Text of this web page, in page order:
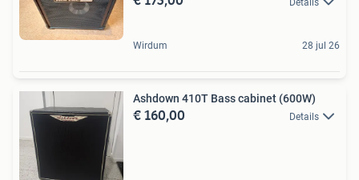
Wirdum 28 jul 26
Ashdown 410T Bass cabinet (600W)
€ 160,00 Details